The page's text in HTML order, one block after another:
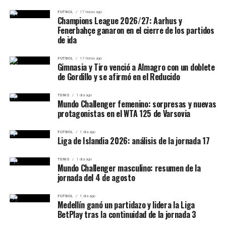
Weronika Falkowska ganó el partido
más cerrado
La polacaWeronika Falkowska superó a Noma Noha
Akugue por 3-6, 7-6(6) y 7-5, en el encuentro más
Sede:Hagen, Alemania
arcilla
octavos de final
Zsombor Pirosconfirmó su condición de tercer
favorito con una victoria sólida frente al joven alemán
Diego Dedura. El húngaro se impuso por6-3 y 6-2
poco más de una hora.
La filipina dominó el primer set sin enfrentar
oportunidades de quiebre. Parks elevó su nivel en el
juego, pero Eala recuperó el control después de
intercambiar quiebres al comienzo del tercero.
Con el marcador igualado 2-2, Eala ganó los últimos
cuatro juegos y completó la victoria en una hora y 51
minutos. Llegó a Toronto después de conquistar en
FUTBOL 17 horas ago
Champions League 2026/27: Aarhus y
Fenerbahçe ganaron en el cierre de los partidos
de ida
FUTBOL 17 horas ago
Gimnasia y Tiro venció a Almagro con un doblete
de Gordillo y se afirmó en el Reducido
TENIS 1 día ago
Mundo Challenger femenino: sorpresas y nuevas
protagonistas en el WTA 125 de Varsovia
FUTBOL 1 día ago
Liga de Islandia 2026: análisis de la jornada 17
TENIS 1 día ago
Mundo Challenger masculino: resumen de la
jornada del 4 de agosto
FUTBOL 1 día ago
Medellín ganó un partidazo y lidera la Liga
BetPlay tras la continuidad de la jornada 3